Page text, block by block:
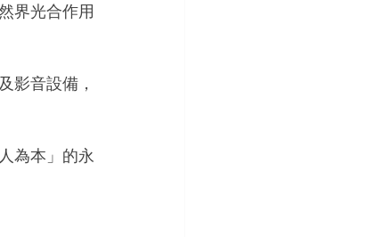
界光合作用
影音設備，
為本」的永